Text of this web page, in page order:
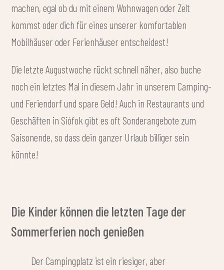
machen, egal ob du mit einem Wohnwagen oder Zelt
kommst oder dich für eines unserer komfortablen
Mobilhäuser oder Ferienhäuser entscheidest!
Die letzte Augustwoche rückt schnell näher, also buche
noch ein letztes Mal in diesem Jahr in unserem Camping-
und Feriendorf und spare Geld! Auch in Restaurants und
Geschäften in Siófok gibt es oft Sonderangebote zum
Saisonende, so dass dein ganzer Urlaub billiger sein
könnte!
Die Kinder können die letzten Tage der
Sommerferien noch genießen
Der Campingplatz ist ein riesiger, aber